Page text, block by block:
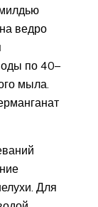
ведро
по 40–
мыла.
Для